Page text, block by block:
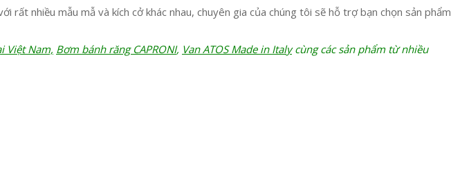
nhiều mẫu mẫ và kích cở khác nhau, chuyên gia của chúng tôi sẽ hỗ trợ bạn chọn sản phẩm
Việt Nam, Bơm bánh răng CAPRONI, Van ATOS Made in Italycùng các sản phẩm từ nhiều